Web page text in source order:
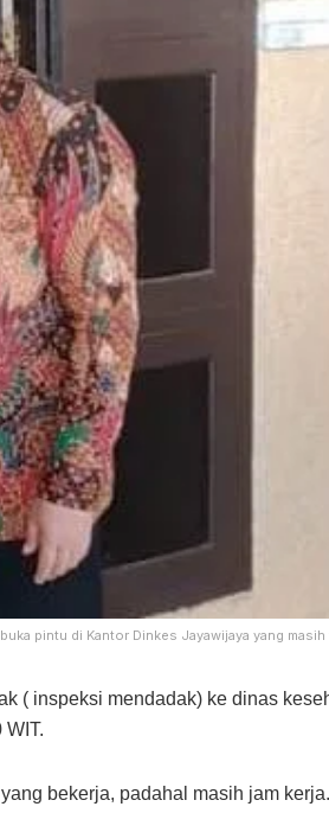
pintu di Kantor Dinkes Jayawijaya yang
( inspeksi mendadak) ke dinas
bekerja, padahal masih jam